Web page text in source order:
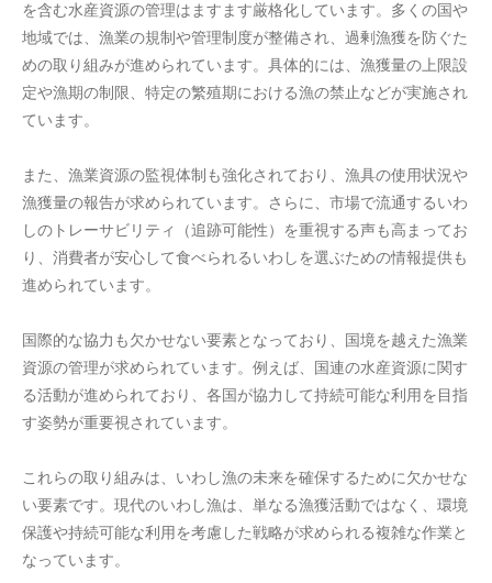
を含む水産資源の管理はますます厳格化しています。多くの国や
地域では、漁業の規制や管理制度が整備され、過剰漁獲を防ぐた
めの取り組みが進められています。具体的には、漁獲量の上限設
定や漁期の制限、特定の繁殖期における漁の禁止などが実施され
ています。
また、漁業資源の監視体制も強化されており、漁具の使用状況や
漁獲量の報告が求められています。さらに、市場で流通するいわ
しのトレーサビリティ（追跡可能性）を重視する声も高まってお
り、消費者が安心して食べられるいわしを選ぶための情報提供も
進められています。
国際的な協力も欠かせない要素となっており、国境を越えた漁業
資源の管理が求められています。例えば、国連の水産資源に関す
る活動が進められており、各国が協力して持続可能な利用を目指
す姿勢が重要視されています。
これらの取り組みは、いわし漁の未来を確保するために欠かせな
い要素です。現代のいわし漁は、単なる漁獲活動ではなく、環境
保護や持続可能な利用を考慮した戦略が求められる複雑な作業と
なっています。